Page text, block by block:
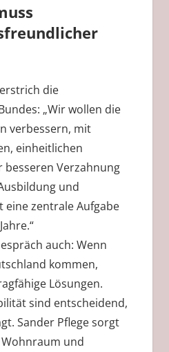
die
„Wir wollen die
verbessern, mit
einheitlichen
Verzahnung
und
eine zentrale Aufgabe
auch: Wenn
kommen,
Lösungen.
sind entscheidend,
Sander Pflege sorgt
und